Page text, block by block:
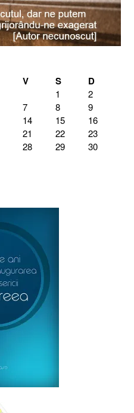
V S D
1
2
7 8
9
14 15
16
21 22
23
28 29
30